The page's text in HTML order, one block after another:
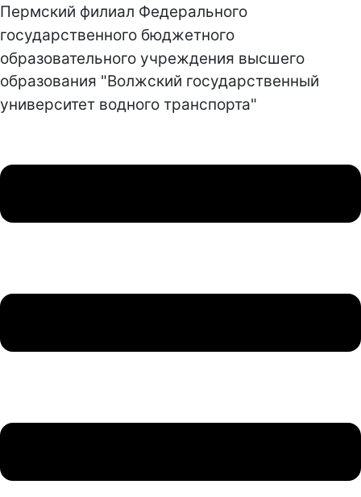
Пермский филиал Федерального
государственного бюджетного
образовательного учреждения высшего
образования "Волжский государственный
университет водного транспорта"